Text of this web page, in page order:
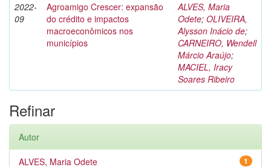
2022-
09
Agroamigo Crescer: expansão
do crédito e impactos
macroeconômicos nos
municípios
ALVES, Maria
Odete; OLIVEIRA,
Alysson Inácio de;
CARNEIRO, Wendell
Márcio Araújo;
MACIEL, Iracy
Soares Ribeiro
Refinar
Autor
1
ALVES, Maria Odete